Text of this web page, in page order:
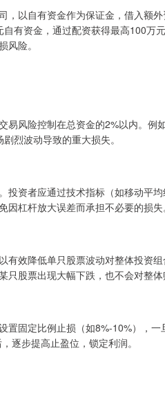
，以自有资金作为保证金，借入额
有资金，通过配资获得最高100万
险。
易风险控制在总资金的2%以内。例
烈波动导致的重大损失。
投资者应通过技术指标（如移动平
杠杆放大误差而承担不必要的损失。
有效降低单只股票波动对整体投资
股票出现大幅下跌，也不会对整体
置固定比例止损（如8%-10%），
逐步提高止盈位，锁定利润。